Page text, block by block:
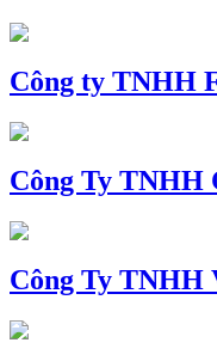
Công ty TNHH
Công Ty TNHH
Công Ty TNHH